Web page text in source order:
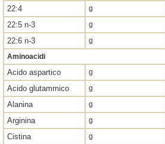
22:4 g
22:5 n-3 g
22:6 n-3 g
Aminoacidi
Acido aspartico g
Acido glutammico g
Alanina g
Arginina g
Cistina g